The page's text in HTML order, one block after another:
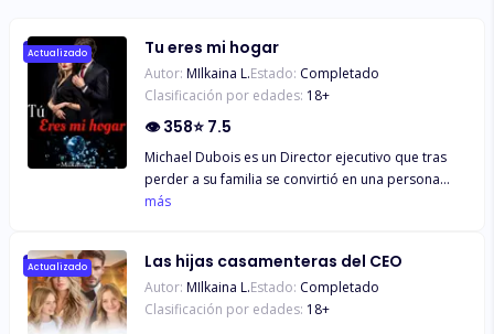
Actualizado Tu eres mi hogar
Autor: MIlkaina L.Estado: Completado
Clasificación por edades: 18+
👁358⭐ 7.5
Michael Dubois es un Director ejecutivo que tras
perder a su familia se convirtió en una persona
desconfiada, llega una etapa de su vida en que él
medio de su exhaustiva búsqueda se da cuenta de
que justo a su lado tiene a la persona indicada
para ser su esposa y esta es su secretaria; una
más
Actualizado Las hijas casamenteras del CEO
Autor: MIlkaina L.Estado: Completado
Clasificación por edades: 18+